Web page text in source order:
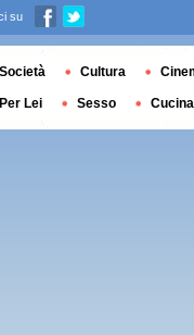
su
Società Cultura
Per Lei Sesso Cucina